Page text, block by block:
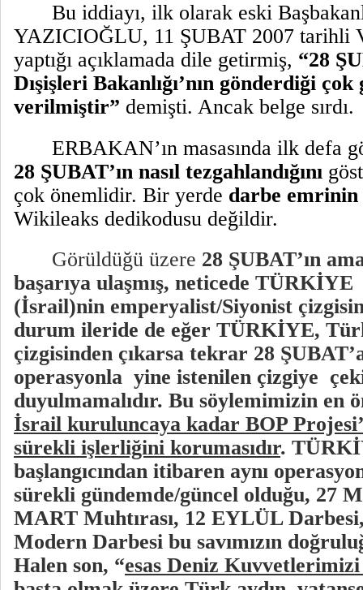
Bu iddiayı, ilk olarak eski
YAZICIOĞLU, 11 ŞUBAT 2007 tarihli
yaptığı açıklamada dile getirmiş, “28
Dışişleri Bakanlığı’nın gönderdiği
verilmiştir” demişti. Ancak belge sırdı.
ERBAKAN’ın masasında ilk defa
28 ŞUBAT’ın nasıl tezgahlandığını
çok önemlidir. Bir yerde darbe emrinin
Wikileaks dedikodusu değildir.
Görüldüğü üzere 28 ŞUBAT’ın
başarıya ulaşmış, neticede TÜRKİYE
(İsrail)nin emperyalist/Siyonist
durum ileride de eğer TÜRKİYE,
çizgisinden çıkarsa tekrar 28
operasyonla yine istenilen çizgiye
duyulmamalıdır. Bu söylemimizin en
İsrail kuruluncaya kadar BOP
sürekli işlerliğini korumasıdır.
başlangıcından itibaren aynı
sürekli gündemde/güncel olduğu, 27
MART Muhtırası, 12 EYLÜL
Modern Darbesi bu savımızın
Halen son, “esas Deniz